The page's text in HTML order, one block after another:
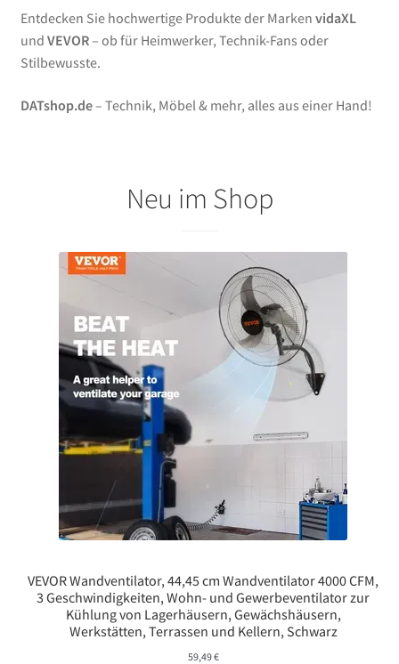
Entdecken Sie hochwertige Produkte der Marken vidaXL
und VEVOR– ob für Heimwerker, Technik-Fans oder
Stilbewusste.
DATshop.de– Technik, Möbel & mehr, alles aus einer Hand!
Neu im Shop
VEVOR Wandventilator, 44,45 cm Wandventilator 4000 CFM,
3 Geschwindigkeiten, Wohn- und Gewerbeventilator zur
Kühlung von Lagerhäusern, Gewächshäusern,
Werkstätten, Terrassen und Kellern, Schwarz
59,49€